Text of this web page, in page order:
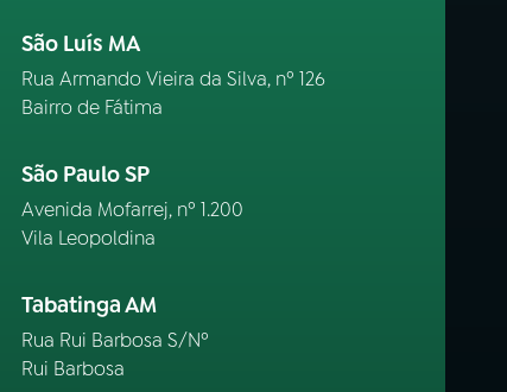
São Luís MA
Rua Armando Vieira da Silva, nº 126
Bairro de Fátima
São Paulo SP
Avenida Mofarrej, nº 1.200
Vila Leopoldina
Tabatinga AM
Rua Rui Barbosa S/Nº
Rui Barbosa